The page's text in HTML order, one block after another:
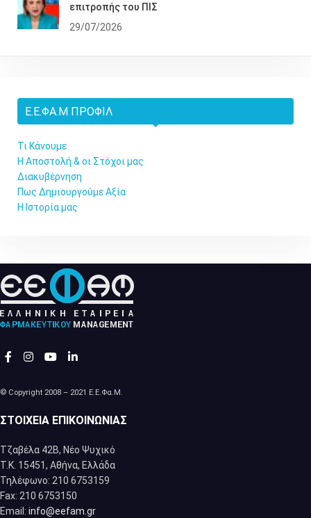
επιτροπής του ΠΙΣ
29/07/2026
Ε.Ε.ΦΑ.Μ ΠΡΟΦΊΛ
Τι Κάνουμε
Η Αποστολή & οι Στόχοι μας
Διακυβέρνηση
Πως Δημιουργούμε Αξία
Η Ιστορία μας
© Copyright 2008 – 2021 Ε.Ε.Φα.Μ.
ΣΤΟΙΧΕΊΑ ΕΠΙΚΟΙΝΩΝΊΑΣ
Τζαβέλα 42Β, Νέο Ψυχικό
Τ.Κ. 15451, Αθήνα, Eλλάδα
Τηλέφωνο: 210 6753159
Fax: 210 6753150
Email: info@eefam.gr